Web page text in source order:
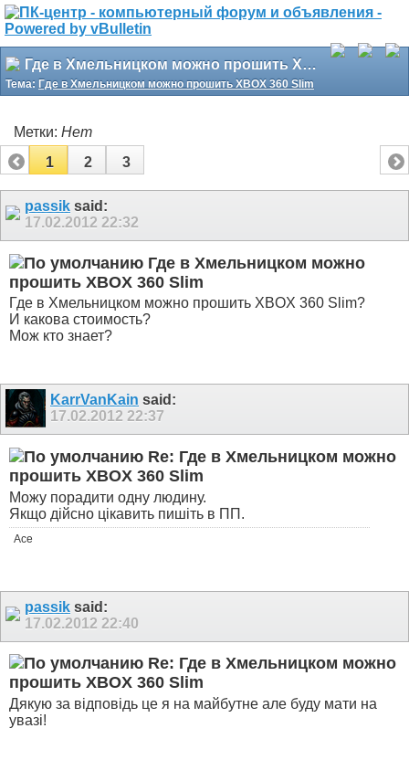
Где в Хмельницком можно прошить XBOX 360 Slim
Тема: Где в Хмельницком можно прошить XBOX 360 Slim
Метки: Нет
1
2 3
passik said:
17.02.2012 22:32
Где в Хмельницком можно
прошить XBOX 360 Slim
Где в Хмельницком можно прошить XBOX 360 Slim?
И какова стоимость?
Мож кто знает?
KarrVanKain said:
17.02.2012 22:37
Re: Где в Хмельницком можно
прошить XBOX 360 Slim
Можу порадити одну людину.
Якщо дійсно цікавить пишіть в ПП.
Ace
passik said:
17.02.2012 22:40
Re: Где в Хмельницком можно
прошить XBOX 360 Slim
Дякую за відповідь це я на майбутне але буду мати на
увазі!